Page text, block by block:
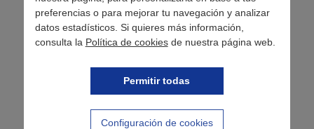
preferencias o para mejorar tu navegación y analizar
datos estadísticos. Si quieres más información,
consulta la Política de cookiesde nuestra página web.
Permitir todas
Configuración de cookies
entradas